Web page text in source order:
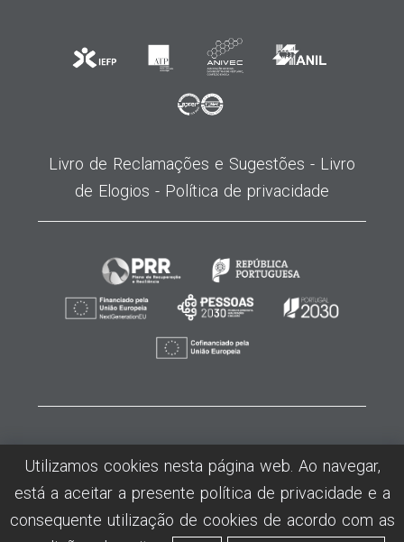
Livro de Reclamações e Sugestões - Livro
de Elogios - Política de privacidade
©2026 - Centro de Formação Profissional da Insdustria Téxtil,
Vestuário, Confecção e Lanifícios - Todos os direitos reservados -
Desenvolvido por Humansoft
Utilizamos cookies nesta página web. Ao navegar,
está a aceitar a presente política de privacidade e a
consequente utilização de cookies de acordo com as